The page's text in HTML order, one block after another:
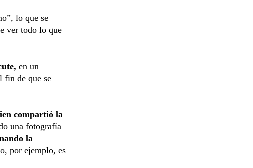
lo que se
ver todo lo que
en un
fin de que se
compartió la
una fotografía
la
por ejemplo, es